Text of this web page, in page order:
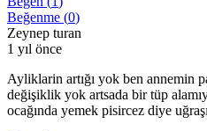
Beğenme (0)
Zeynep turan
1 yıl önce
Ayliklarin artığı yok ben annemin
değişiklik yok artsada bir tüp
ocağında yemek pisircez diye